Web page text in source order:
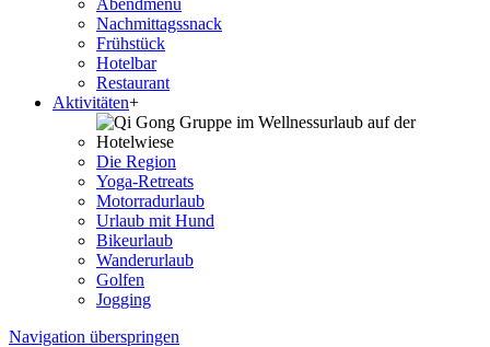
Abendmenü
Nachmittagssnack
Frühstück
Hotelbar
Restaurant
Aktivitäten+
Die Region
Yoga-Retreats
Motorradurlaub
Urlaub mit Hund
Bikeurlaub
Wanderurlaub
Golfen
Jogging
Navigation überspringen